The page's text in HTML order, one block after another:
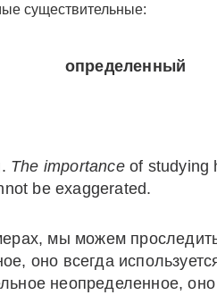
существительные:
определенный
The importanceof studying
be exaggerated.
мы можем
оно всегда
неопределенное,